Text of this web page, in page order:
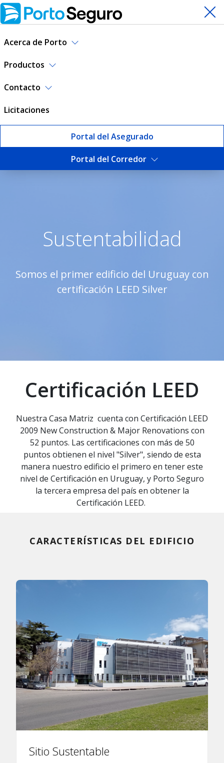
Acerca de Porto
Productos
Contacto
Licitaciones
Portal del Asegurado
Portal del Corredor
Sustentabilidad | Porto
Sustentabilidad
Somos el primer edificio del Uruguay con
certificación LEED Silver
Certificación LEED
Nuestra Casa Matriz cuenta con Certificación LEED
2009 New Construction & Major Renovations con
52 puntos. Las certificaciones con más de 50
puntos obtienen el nivel "Silver", siendo de esta
manera nuestro edificio el primero en tener este
nivel de Certificación en Uruguay, y Porto Seguro
la tercera empresa del país en obtener la
Certificación LEED.
CARACTERÍSTICAS DEL EDIFICIO
Sitio Sustentable